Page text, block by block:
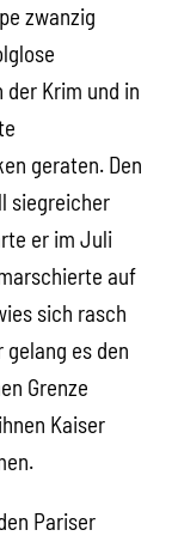
zwanzig
Krim und in
geraten. Den
siegreicher
er im Juli
auf
sich rasch
es den
Grenze
Kaiser
Pariser